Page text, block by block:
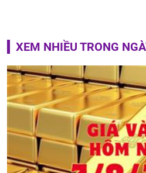
XEM NHIỀU TRONG